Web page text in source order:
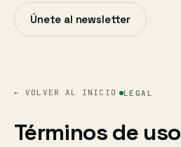
Únete al newsletter
← VOLVER AL INICIO LEGAL
Términos de uso